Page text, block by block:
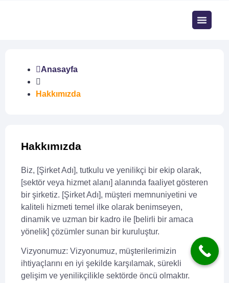
Anasayfa
Hakkımızda
Hakkımızda
Biz, [Şirket Adı], tutkulu ve yenilikçi bir ekip olarak,
[sektör veya hizmet alanı] alanında faaliyet gösteren
bir şirketiz. [Şirket Adı], müşteri memnuniyetini ve
kaliteli hizmeti temel ilke olarak benimseyen,
dinamik ve uzman bir kadro ile [belirli bir amaca
yönelik] çözümler sunan bir kuruluştur.
Vizyonumuz: Vizyonumuz, müşterilerimizin
ihtiyaçlarını en iyi şekilde karşılamak, sürekli
gelişim ve yenilikçilikle sektörde öncü olmaktır.